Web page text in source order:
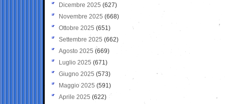
Dicembre 2025 (627)
Novembre 2025 (668)
Ottobre 2025 (651)
Settembre 2025 (662)
Agosto 2025 (669)
Luglio 2025 (671)
Giugno 2025 (573)
Maggio 2025 (591)
Aprile 2025 (622)